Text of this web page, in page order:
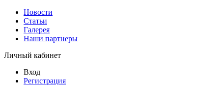
Новости
Статьи
Галерея
Наши партнеры
Личный кабинет
Вход
Регистрация